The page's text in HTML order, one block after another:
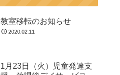
教室移転のお知らせ
2020.02.11
1月23日（火）児童発達支